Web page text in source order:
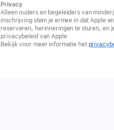
Privacy
Alleen ouders en begeleiders van
inschrijving stem je ermee in dat Apple
reserveren, herinneringen te sturen, en
privacybeleid van Apple.
Bekijk voor meer informatie het